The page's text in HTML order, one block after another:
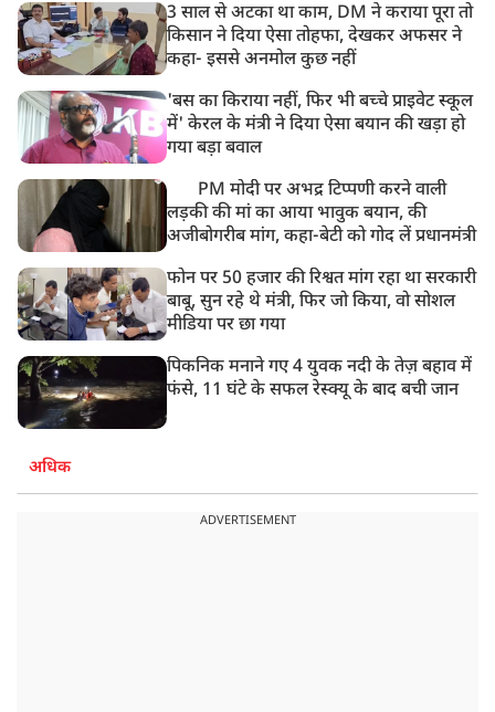
8:23 AM
देश के कई हिस्सों में भारी बारिश के आसार, मौसम विभाग ने
जारी किया अलर्ट
3 साल से अटका था काम, DM ने कराया पूरा तो
किसान ने दिया ऐसा तोहफा, देखकर अफसर ने
कहा- इससे अनमोल कुछ नहीं
'बस का किराया नहीं, फिर भी बच्चे प्राइवेट स्कूल
में' केरल के मंत्री ने दिया ऐसा बयान की खड़ा हो
गया बड़ा बवाल
PM मोदी पर अभद्र टिप्पणी करने वाली
लड़की की मां का आया भावुक बयान, की
अजीबोगरीब मांग, कहा-बेटी को गोद लें प्रधानमंत्री
फोन पर 50 हजार की रिश्वत मांग रहा था सरकारी
बाबू, सुन रहे थे मंत्री, फिर जो किया, वो सोशल
मीडिया पर छा गया
पिकनिक मनाने गए 4 युवक नदी के तेज़ बहाव में
फंसे, 11 घंटे के सफल रेस्क्यू के बाद बची जान
अधिक
ADVERTISEMENT